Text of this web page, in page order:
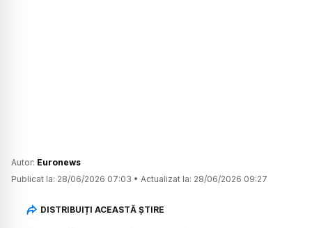
Autor: Euronews
Publicat la: 28/06/2026 07:03 • Actualizat la: 28/06/2026 09:27
DISTRIBUIȚI ACEASTĂ ȘTIRE